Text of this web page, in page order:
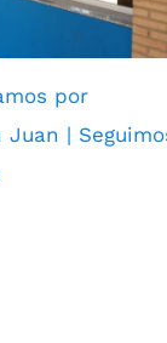
por
|